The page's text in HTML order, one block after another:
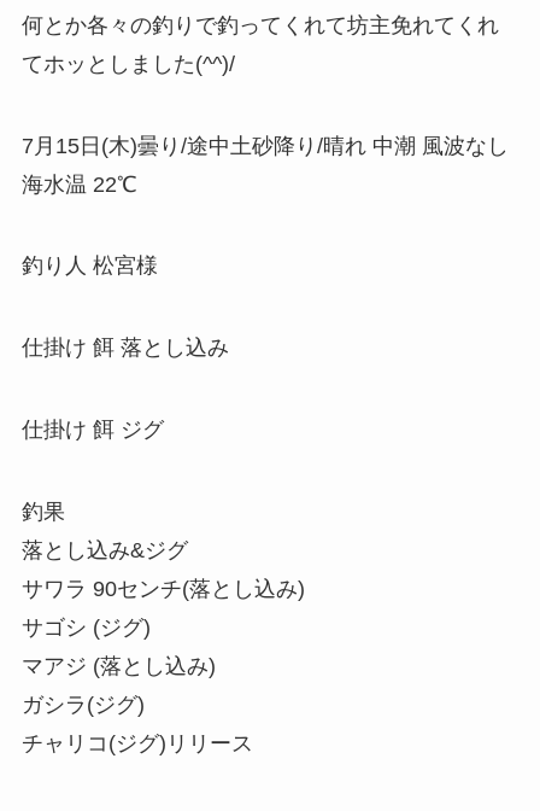
何とか各々の釣りで釣ってくれて坊主免れてくれ
てホッとしました(^^)/
7月15日(木)曇り/途中土砂降り/晴れ 中潮 風波なし
海水温 22℃
釣り人 松宮様
仕掛け 餌 落とし込み
仕掛け 餌 ジグ
釣果
落とし込み&ジグ
サワラ 90センチ(落とし込み)
サゴシ (ジグ)
マアジ (落とし込み)
ガシラ(ジグ)
チャリコ(ジグ)リリース